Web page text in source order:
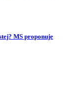
MS proponuje